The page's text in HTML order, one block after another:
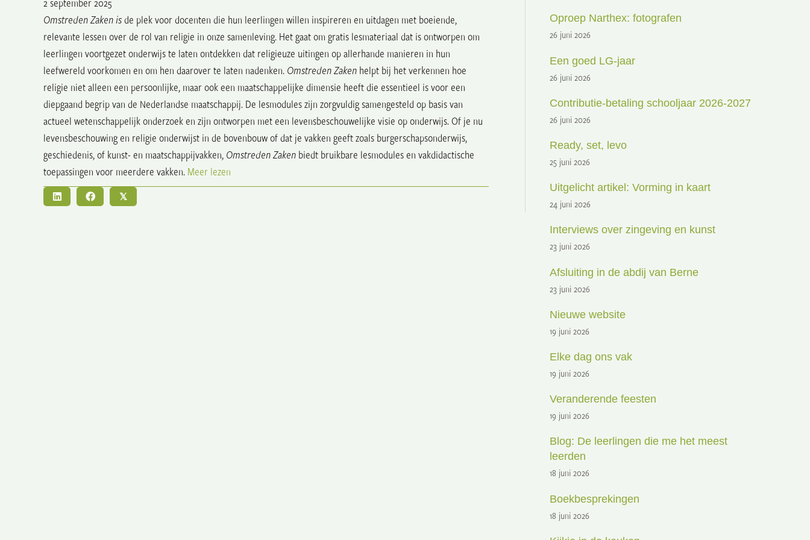
Omstreden Zaken isde plek voor docenten die hun leerlingen willen inspireren en uitdagen met boeiende,
relevante lessen over de rol van religie in onze samenleving. Het gaat om gratis lesmateriaal dat is ontworpen om
leerlingen voortgezet onderwijs te laten ontdekken dat religieuze uitingen op allerhande manieren in hun
leefwereld voorkomen en om hen daarover te laten nadenken. Omstreden Zaken helpt bij het verkennen hoe
religie niet alleen een persoonlijke, maar ook een maatschappelijke dimensie heeft die essentieel is voor een
diepgaand begrip van de Nederlandse maatschappij. De lesmodules zijn zorgvuldig samengesteld op basis van
actueel wetenschappelijk onderzoek en zijn ontworpen met een levensbeschouwelijke visie op onderwijs. Of je nu
levensbeschouwing en religie onderwijst in de bovenbouw of dat je vakken geeft zoals burgerschapsonderwijs,
geschiedenis, of kunst- en maatschappijvakken, Omstreden Zaken biedt bruikbare lesmodules en vakdidactische
toepassingen voor meerdere vakken. Meer lezen
𝕏
Oproep Narthex: fotografen
26 juni 2026
Een goed LG-jaar
26 juni 2026
Contributie-betaling schooljaar 2026-2027
26 juni 2026
Ready, set, levo
25 juni 2026
Uitgelicht artikel: Vorming in kaart
24 juni 2026
Interviews over zingeving en kunst
23 juni 2026
Afsluiting in de abdij van Berne
23 juni 2026
Nieuwe website
19 juni 2026
Elke dag ons vak
19 juni 2026
Veranderende feesten
19 juni 2026
Blog: De leerlingen die me het meest
leerden
18 juni 2026
Boekbesprekingen
18 juni 2026